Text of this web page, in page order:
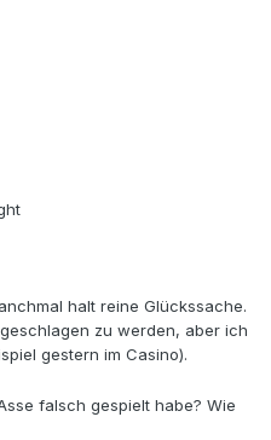
halt reine Glückssache.
zu werden, aber ich
gestern im Casino).
falsch gespielt habe? Wie